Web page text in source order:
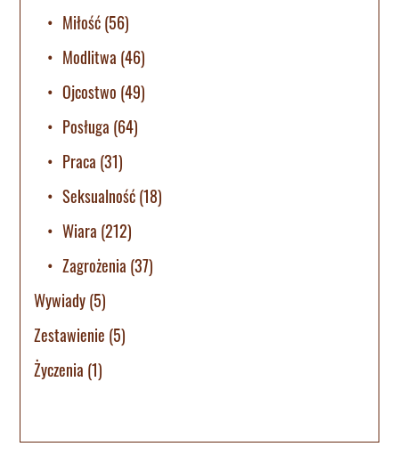
Miłość(56)
Modlitwa (46)
Ojcostwo (49)
Posługa (64)
Praca (31)
Seksualność(18)
Wiara (212)
Zagrożenia (37)
Wywiady(5)
Zestawienie (5)
Życzenia (1)